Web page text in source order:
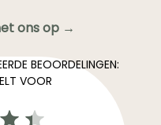
ons op →
BEOORDELINGEN:
VOOR